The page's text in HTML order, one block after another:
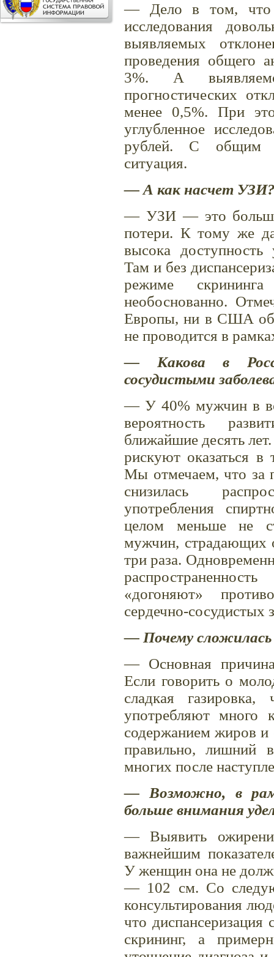
— Дело в том, что
исследования
выявляемых
проведения общего
3%. А
прогностических
менее 0,5%. При
углубленное
рублей. С общим
ситуация.
— А как насчет
— УЗИ — это
потери. К тому же
высока доступность
Там и без
режиме
необоснованно.
Европы, ни в США
не проводится в
— Какова в
сосудистыми
— У 40% мужчин в
вероятность
ближайшие десять
рискуют оказаться
Мы отмечаем, что за
снизилась
употребления
целом меньше не
мужчин, страдающих
три раза.
«догоняют»
сердечно-сосудистых
— Почему
— Основная
Если говорить о
сладкая
употребляют много
содержанием жиров
правильно, лишний
многих после
— Возможно, в
больше внимания
— Выявить
важнейшим
У женщин она не
— 102 см. Со
консультирования
что диспансеризация
скрининг, а